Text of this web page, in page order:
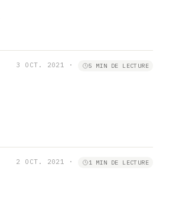
3 OCT. 2021 · 5 MIN DE LECTURE
2 OCT. 2021 · 1 MIN DE LECTURE